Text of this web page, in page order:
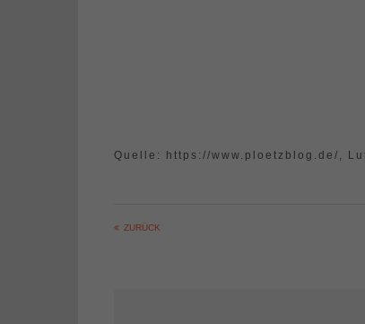
Quelle: https://www.ploetzblog.de/,
ZURÜCK